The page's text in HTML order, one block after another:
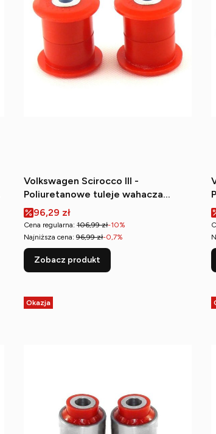
Volkswagen Scirocco III -
Poliuretanowe tuleje wahacza
przedniego (przednie)
Cena promocyjna
96,29 zł
Cena regularna: 106,99 zł-10%
Najniższa cena: 96,99 zł-0,7%
Zobacz produkt
Okazja